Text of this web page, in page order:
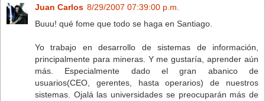
Juan Carlos 8/29/2007 07:39:00 p.m.
Buuu! qué fome que todo se haga en Santiago.
Yo trabajo en desarrollo de sistemas de información,
principalmente para mineras. Y me gustaría, aprender aún
más. Especialmente dado el gran abanico de
usuarios(CEO, gerentes, hasta operarios) de nuestros
sistemas. Ojalá las universidades se preocuparán más de